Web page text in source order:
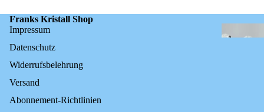
Franks Kristall Shop
Impressum
Datenschutz
Widerrufsbelehrung
Versand
Abonnement-Richtlinien